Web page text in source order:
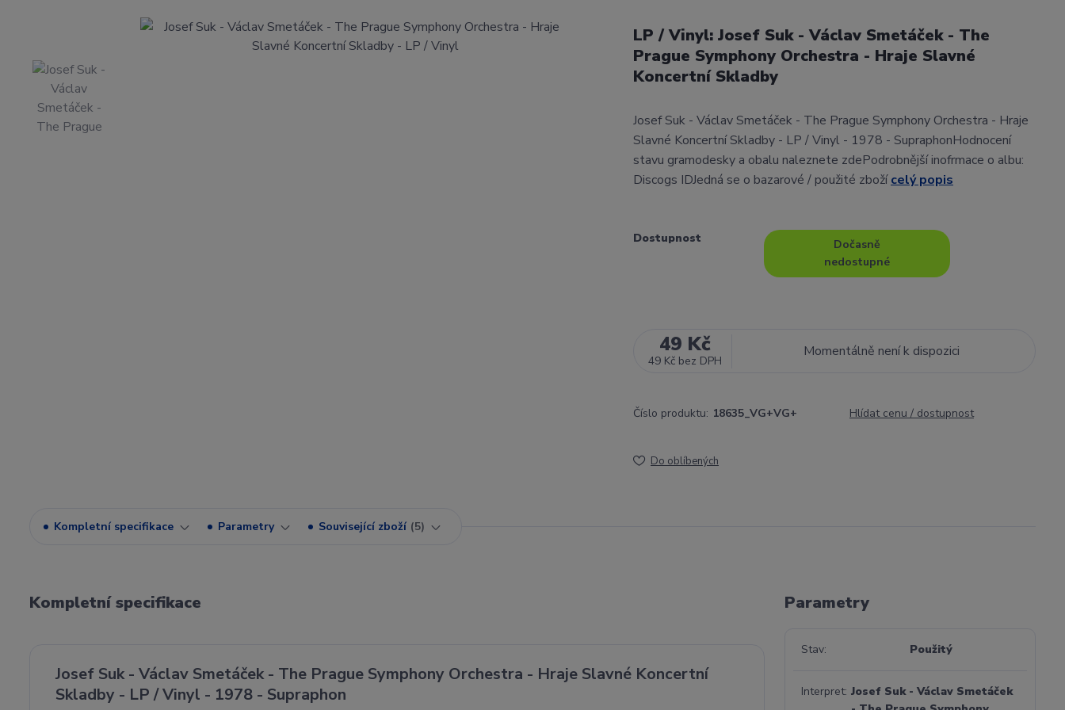
LP / Vinyl: Josef Suk - Václav Smetáček - The
Prague Symphony Orchestra - Hraje Slavné
Koncertní Skladby
Josef Suk - Václav Smetáček - The Prague Symphony Orchestra - Hraje
Slavné Koncertní Skladby - LP / Vinyl - 1978 - SupraphonHodnocení
stavu gramodesky a obalu naleznete zdePodrobnější inofrmace o albu:
Discogs IDJedná se o bazarové / použité zbožícelý popis
Dostupnost
Dočasně
nedostupné
49 Kč
49 Kč bez DPH
Momentálně není k dispozici
Číslo produktu: 18635_VG+VG+ Hlídat cenu / dostupnost
Do oblíbených
Kompletní specifikace Parametry Související zboží 5
Kompletní specifikace
Josef Suk - Václav Smetáček - The Prague Symphony Orchestra - Hraje Slavné Koncertní
Skladby - LP / Vinyl - 1978 - Supraphon
Parametry
Stav Použitý
Interpret Josef Suk - Václav Smetáček